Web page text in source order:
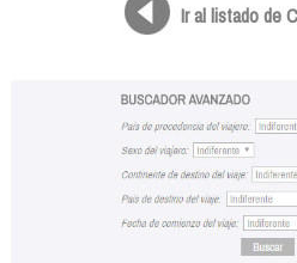
Ir al listado de